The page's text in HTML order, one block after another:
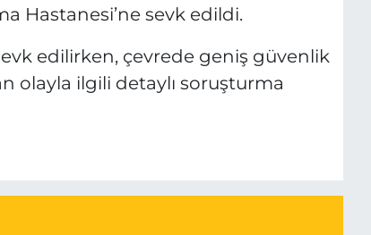
Hastanesi’ne sevk edildi.
edilirken, çevrede geniş güvenlik
olayla ilgili detaylı soruşturma